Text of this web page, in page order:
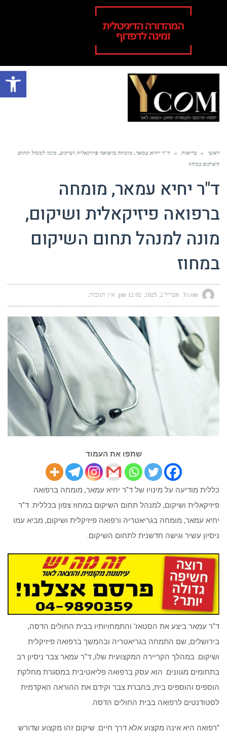
פתח
ראשי » בריאות »
ד"ר יחיא עמאר, מומחה ברפואה פיזיקאלית ושיקום, מונה למנהל תחום
השיקום במחוז
ד"ר יחיא עמאר, מומחה
ברפואה פיזיקאלית ושיקום,
מונה למנהל תחום השיקום
במחוז
Ycom אפריל 2, 2025 12:02 pm אין תגובות
שתפו את העמוד
כללית מודיעה על מינויו של ד"ר יחיא עמאר, מומחה ברפואה
פיזיקאלית ושיקום, למנהל תחום השיקום במחוז צפון בכללית. ד"ר
יחיא עמאר, מומחה בגריאטריה ורפואה פיזיקלית ושיקום, מביא עמו
ניסיון עשיר וגישה חדשנית לתחום השיקום.
ד"ר עמאר ביצע את הסטאז' והתמחויותיו בבית החולים הדסה,
בירושלים, שם התמחה בגריאטריה ובהמשך ברפואה פיזיקלית
ושיקום. במהלך הקריירה המקצועית שלו, ד"ר עמאר צבר ניסיון רב
בתחומים מגוונים. הוא עסק ברפואה פליאטיבית במסגרת מחלקת
הוספיס והוספיס בית, בחברת צבר וקידם את ההוראה האקדמית
לסטודנטים לרפואה בבית החולים הדסה.
"רפואה היא אינה מקצוע אלא דרך חיים. שיקום זהו מקצוע שדורש